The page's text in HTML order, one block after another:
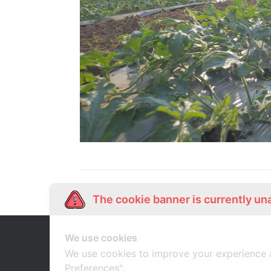
Our Story
เกี่ยวกับเรา ช้อปออนไลน์
The cookie banner is currently
We use cookies
We use cookies to improve your
Preferences".